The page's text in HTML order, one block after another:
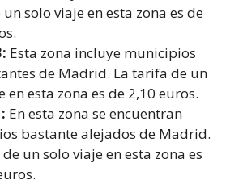
solo viaje en esta zona es de
Esta zona incluye municipios
de Madrid. La tarifa de un
en esta zona es de 2,10 euros.
En esta zona se encuentran
bastante alejados de Madrid.
un solo viaje en esta zona es